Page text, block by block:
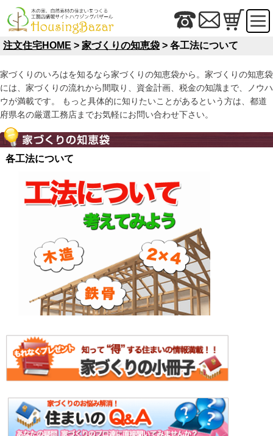
注文住宅HOME > 家づくりの知恵袋 > 各工法について
家づくりのいろはを知るなら家づくりの知恵袋から。家づくりの知恵袋
には、家づくりの流れから間取り、資金計画、税金の知識まで、ノウハ
ウが満載です。 もっと具体的に知りたいことがあるという方は、都道
府県名の厳選工務店までお気軽にお問い合わせ下さい。
各工法について